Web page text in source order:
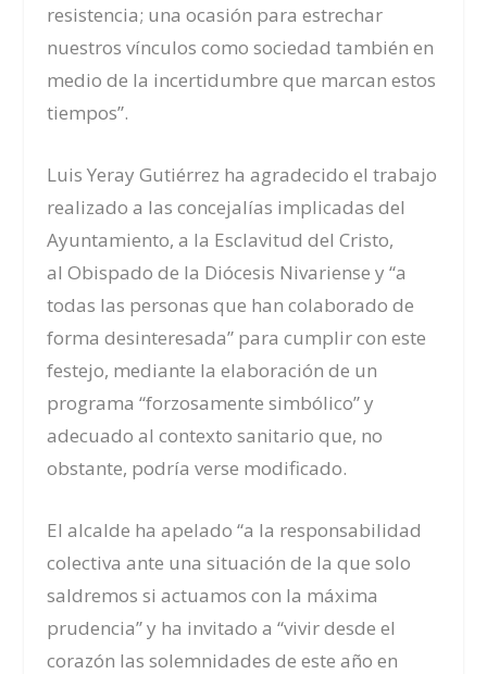
resistencia; una ocasión para estrechar
nuestros vínculos como sociedad también en
medio de la incertidumbre que marcan estos
tiempos”.
Luis Yeray Gutiérrez ha agradecido el trabajo
realizado a las concejalías implicadas del
Ayuntamiento, a la Esclavitud del Cristo,
al Obispado de la Diócesis Nivariense y “a
todas las personas que han colaborado de
forma desinteresada” para cumplir con este
festejo, mediante la elaboración de un
programa “forzosamente simbólico” y
adecuado al contexto sanitario que, no
obstante, podría verse modificado.
El alcalde ha apelado “a la responsabilidad
colectiva ante una situación de la que solo
saldremos si actuamos con la máxima
prudencia” y ha invitado a “vivir desde el
corazón las solemnidades de este año en